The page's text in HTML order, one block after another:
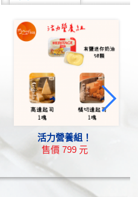
登入
活力營養組！
永紐 8G有鹽迷你奶油 + 高達起司塊 + 橘切達起司塊
售價 799 元